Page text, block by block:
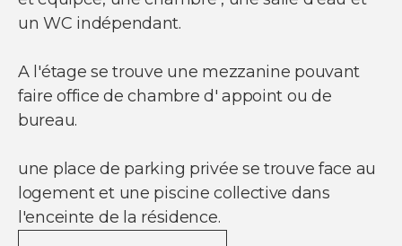
un WC indépendant.
A l'étage se trouve une mezzanine pouvant
faire office de chambre d' appoint ou de
bureau.
une place de parking privée se trouve face au
logement et une piscine collective dans
l'enceinte de la résidence.
© Copyright 2021 Ci-immo - Tous droits
réservés